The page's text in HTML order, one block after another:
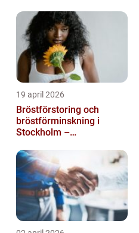
19 april 2026
Bröstförstoring och
bröstförminskning i
Stockholm –